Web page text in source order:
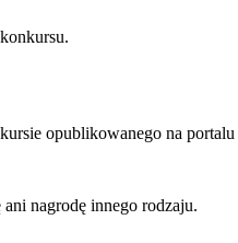
opublikowanego na portalu
nagrodę innego rodzaju.